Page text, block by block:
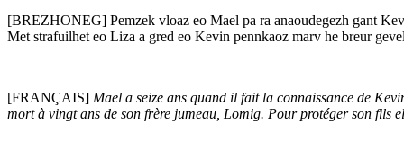
[BREZHONEG] Pemzek vloaz eo Mael pa ra anaoudegezh gant
Met strafuilhet eo Liza a gred eo Kevin pennkaoz marv he breur
[FRANÇAIS] Mael a seize ans quand il fait la connaissance de
mort à vingt ans de son frère jumeau, Lomig. Pour protéger son fils